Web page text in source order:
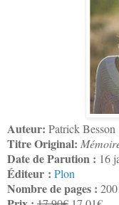
Auteur: Patrick Besson
Titre Original:
Date de Parution : 16
Éditeur : Plon
Nombre de pages : 200